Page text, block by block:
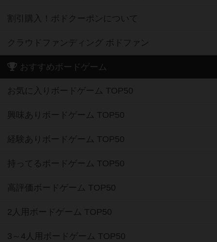
割引購入！ボドクーポンについて
クラウドファンディング ボドファン
おすすめボードゲーム
お気に入りボードゲーム TOP50
興味ありボードゲーム TOP50
経験ありボードゲーム TOP50
持ってるボードゲーム TOP50
高評価ボードゲーム TOP50
2人用ボードゲーム TOP50
3～4人用ボードゲーム TOP50